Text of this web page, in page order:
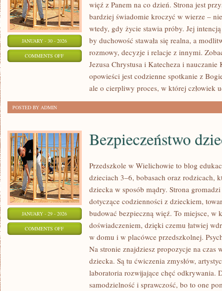
JANUARY - 30 - 2026
COMMENTS OFFON
CHRZEŚCIJAŃSKA
więź z Panem na co dzień. Strona jest
bardziej świadomie kroczyć w wierze –
wtedy, gdy życie stawia próby. Jej
by duchowość stawała się realna, a
rozmowy, decyzje i relacje z innymi.
Jezusa Chrystusa i Katecheza i nauczanie
opowieści jest codzienne spotkanie z
ale o cierpliwy proces, w której człowiek
POSTED BY ADMIN
JANUARY - 29 - 2026
COMMENTS OFFON
BEZPIECZEŃSTWO
Bezpieczeństwo
Przedszkole w Wielichowie to blog
dzieciach 3–6, bobasach oraz rodzicach,
dziecka w sposób mądry. Strona
dotyczące codzienności z dzieckiem,
budować bezpieczną więź. To miejsce, w
doświadczeniem, dzięki czemu łatwiej
w domu i w placówce przedszkolnej.
Na stronie znajdziesz propozycje na czas
dziecka. Są tu ćwiczenia zmysłów,
laboratoria rozwijające chęć odkrywania.
samodzielność i sprawczość, bo to one